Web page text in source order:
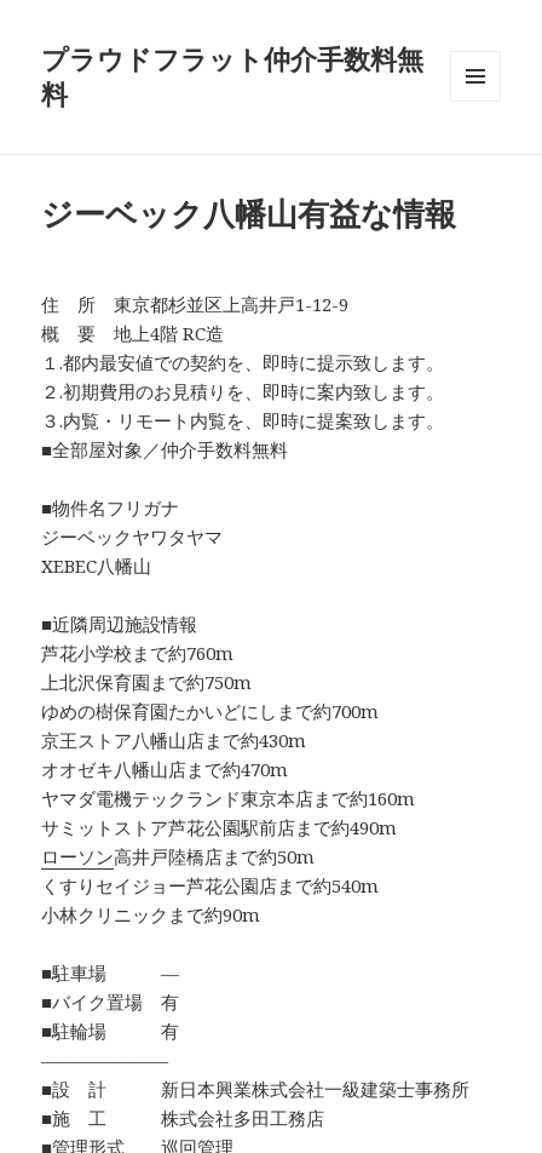
プラウドフラット仲介手数料無
料
ジーベック八幡山有益な情報
住 所 東京都杉並区上高井戸1-12-9
概 要 地上4階 RC造
１.都内最安値での契約を、即時に提示致します。
２.初期費用のお見積りを、即時に案内致します。
３.内覧・リモート内覧を、即時に提案致します。
■全部屋対象／仲介手数料無料
■物件名フリガナ
ジーベックヤワタヤマ
XEBEC八幡山
■近隣周辺施設情報
芦花小学校まで約760m
上北沢保育園まで約750m
ゆめの樹保育園たかいどにしまで約700m
京王ストア八幡山店まで約430m
オオゼキ八幡山店まで約470m
ヤマダ電機テックランド東京本店まで約160m
サミットストア芦花公園駅前店まで約490m
ローソン高井戸陸橋店まで約50m
くすりセイジョー芦花公園店まで約540m
小林クリニックまで約90m
■駐車場 ―
■バイク置場 有
■駐輪場 有
―――――――
■設 計 新日本興業株式会社一級建築士事務所
■施 工 株式会社多田工務店
■管理形式 巡回管理